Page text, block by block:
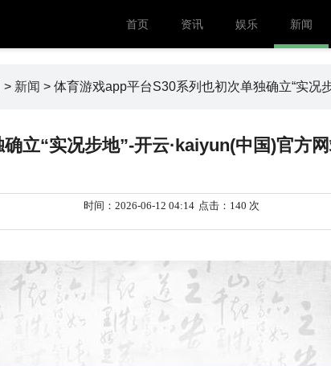
首页 资讯 娱乐 新闻
> 新闻 > 体育游戏app平台S30系列也初次单独确立“实况
立“实况步地”-开云·kaiyun(中国)官方
时间：2026-06-12 04:14 点击：140 次